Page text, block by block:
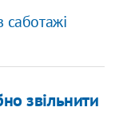
звільнити